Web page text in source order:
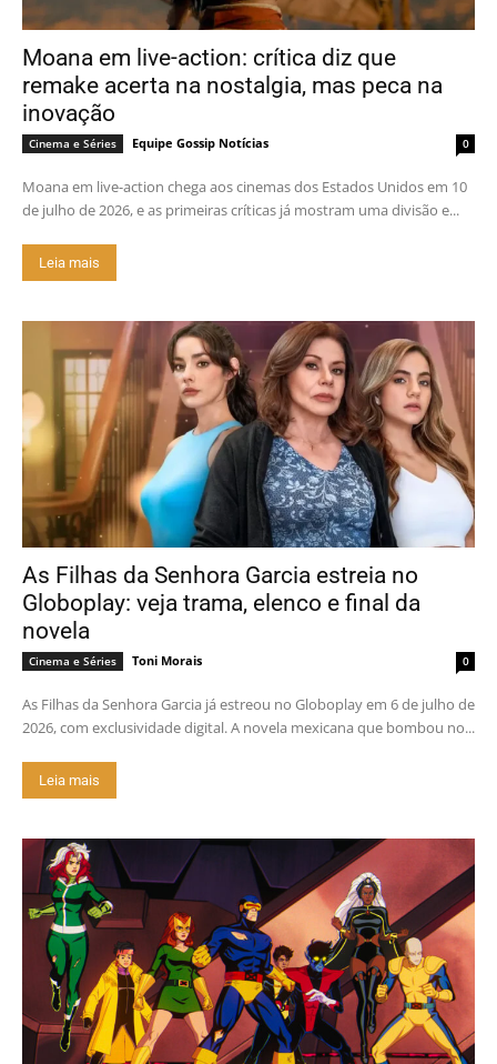
Moana em live-action: crítica diz que
remake acerta na nostalgia, mas peca na
inovação
Cinema e Séries Equipe Gossip Notícias 0
Moana em live-action chega aos cinemas dos Estados Unidos em 10
de julho de 2026, e as primeiras críticas já mostram uma divisão e...
Leia mais
As Filhas da Senhora Garcia estreia no
Globoplay: veja trama, elenco e final da
novela
Cinema e Séries Toni Morais 0
As Filhas da Senhora Garcia já estreou no Globoplay em 6 de julho de
2026, com exclusividade digital. A novela mexicana que bombou no...
Leia mais